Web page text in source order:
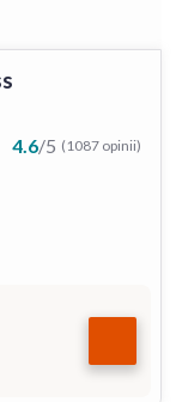
4.6/5 (1087 opinii)